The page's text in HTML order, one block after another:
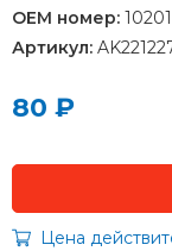
OEM номер:
Артикул:
80 ₽
Цена